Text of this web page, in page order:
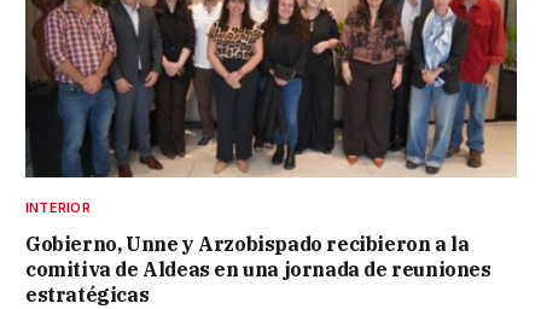
INTERIOR
Gobierno, Unne y Arzobispado recibieron a la
comitiva de Aldeas en una jornada de reuniones
estratégicas